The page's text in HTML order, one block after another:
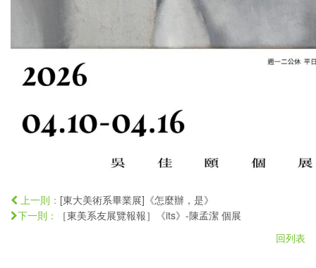
上一則： [東大美術系畢業展]《怎麼辦，是》
下一則：
［東美系友展覽報報］《its》-陳孟潔 個展
回列表